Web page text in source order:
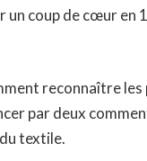
un coup de cœur en
reconnaître les
par deux
textile.